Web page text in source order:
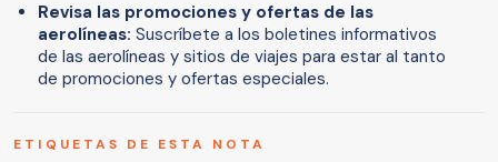
Revisa las promociones y ofertas de las
aerolíneas: Suscríbete a los boletines informativos
de las aerolíneas y sitios de viajes para estar al tanto
de promociones y ofertas especiales.
ETIQUETAS DE ESTA NOTA